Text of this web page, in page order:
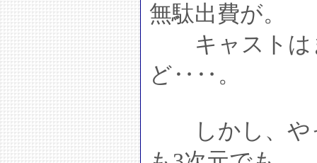
無駄出費が。
キャストは
ど‥‥。
しかし、やっ